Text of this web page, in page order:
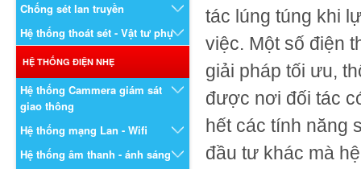
Chống sét lan truyền
Hệ thống thoát sét - Vật tư phụ
HỆ THỐNG ĐIỆN NHẸ
Hệ thống Cammera giám sát
giao thông
Hệ thống mạng Lan - Wifi
Hệ thống âm thanh - ánh sáng
tác lúng túng khi
việc. Một số điện
giải pháp tối ưu,
được nơi đối tác
hết các tính năng
đầu tư khác mà